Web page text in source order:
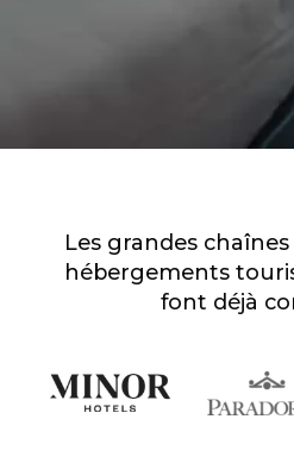
Les grandes
hébergements
font déjà